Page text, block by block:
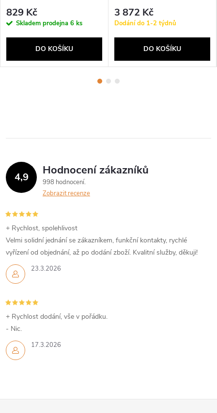
829 Kč
Skladem prodejna 6 ks
DO KOŠÍKU
3 872 Kč
Dodání do 1-2 týdnů
DO KOŠÍKU
4,9 Hodnocení zákazníků
998 hodnocení
Zobrazit recenze
23.3.2026
+ Rychlost, spolehlivost
Velmi solidní jednání se zákazníkem, funkční kontakty, rychlé
vyřízení od objednání, až po dodání zboží. Kvalitní služby, děkuji!
17.3.2026
+ Rychlost dodání, vše v pořádku.
- Nic.